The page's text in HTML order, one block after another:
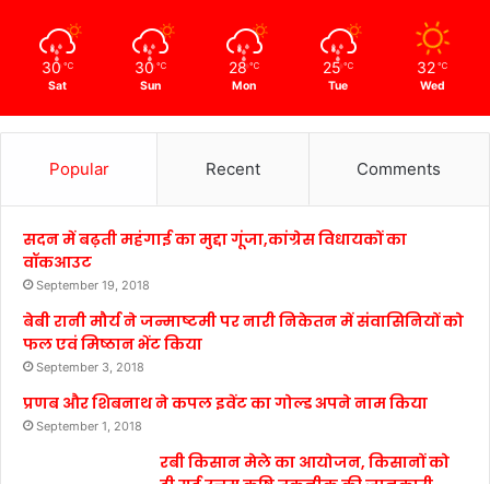
30 ℃
Sat
30 ℃
Sun
28 ℃
Mon
25 ℃
Tue
32 ℃
Wed
Popular Recent Comments
सदन में बढ़ती महंगाई का मुद्दा गूंजा,कांग्रेस विधायकों का
वॉकआउट
September 19, 2018
बेबी रानी मौर्य ने जन्माष्टमी पर नारी निकेतन में संवासिनियों को
फल एवं मिष्ठान भेंट किया
September 3, 2018
प्रणब और शिबनाथ ने कपल इवेंट का गोल्ड अपने नाम किया
September 1, 2018
रबी किसान मेले का आयोजन, किसानों को